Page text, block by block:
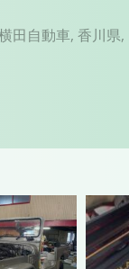
田自動車,香川県,